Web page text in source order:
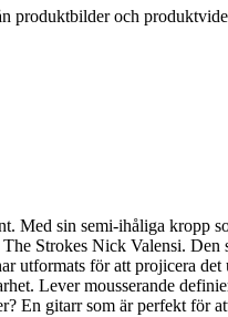
och
Med sin semi-ihåliga
Strokes Nick Valensi.
utformats för att projicera
Lever mousserande
En gitarr som är perfekt för